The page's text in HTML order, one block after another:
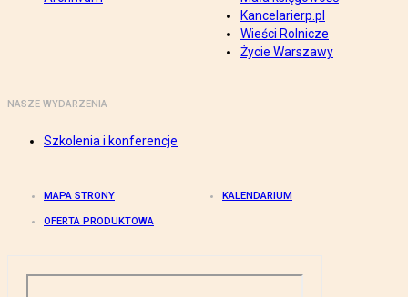
Kancelarierp.pl
Wieści Rolnicze
Życie Warszawy
NASZE WYDARZENIA
Szkolenia i konferencje
MAPA STRONY KALENDARIUM
OFERTA PRODUKTOWA